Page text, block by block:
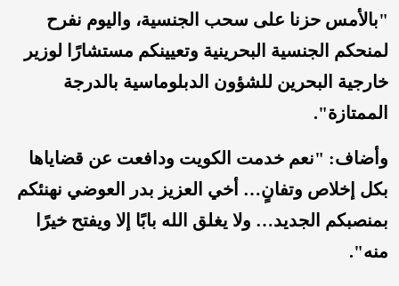
"بالأمس حزنا على سحب الجنسية، واليوم نفرح
لمنحكم الجنسية البحرينية وتعيينكم مستشارًا لوزير
خارجية البحرين للشؤون الدبلوماسية بالدرجة
الممتازة".
وأضاف: "نعم خدمت الكويت ودافعت عن قضاياها
بكل إخلاص وتفانٍ… أخي العزيز بدر العوضي نهنئكم
بمنصبكم الجديد… ولا يغلق الله بابًا إلا ويفتح خيرًا
منه".